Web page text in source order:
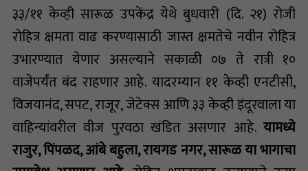
३३/११ केव्ही सारूळ उपकेंद्र येथे बुधवारी (दि. २१) रोजी
रोहित्र क्षमता वाढ करण्यासाठी जास्त क्षमतेचे नवीन रोहित्र
उभारण्यात येणार असल्याने सकाळी ०७ ते रात्री १०
वाजेपर्यंत बंद राहणार आहे. यादरम्यान ११ केव्ही एनटीसी,
विजयानंद, सपट, राजूर, जेटेक्स आणि ३३ केव्ही इंदूरवाला या
वाहिन्यांवरील वीज पुरवठा खंडित असणार आहे.यामध्ये
राजुर, पिंपळद, आंबे बहुला, रायगड नगर, सारूळ या भागाचा